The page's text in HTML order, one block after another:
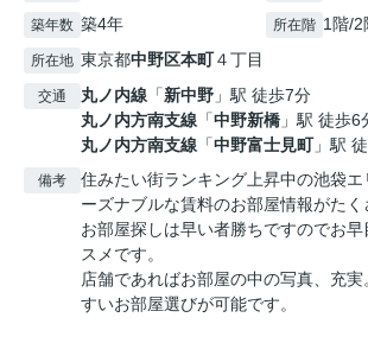
築年数 築4年 所在階 1階/2
所在地 東京都中野区本町４丁目
交通 丸ノ内線 「新中野 」駅 徒歩7分
丸ノ内方南支線 「中野新橋 」駅 徒歩6
丸ノ内方南支線 「中野富士見町」駅
備考
住みたい街ランキング上昇中の池袋エ
ーズナブルな賃料のお部屋情報がたく
お部屋探しは早い者勝ちですのでお早
スメです。
店舗であればお部屋の中の写真、充
すいお部屋選びが可能です。